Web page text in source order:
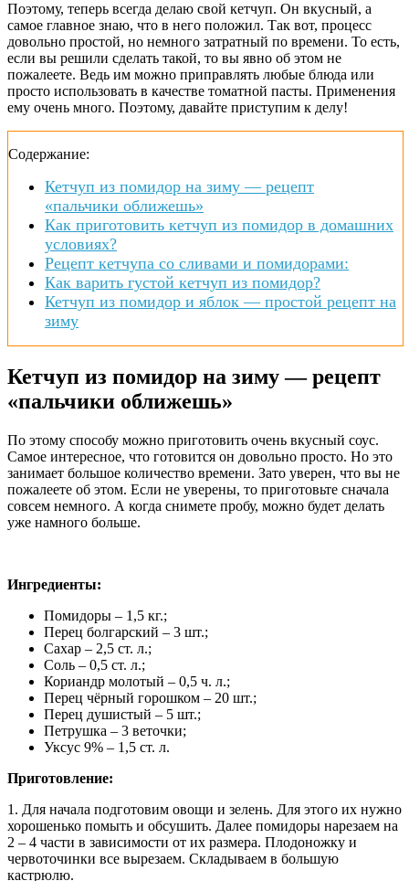
Поэтому, теперь всегда делаю свой кетчуп. Он вкусный, а
самое главное знаю, что в него положил. Так вот, процесс
довольно простой, но немного затратный по времени. То есть,
если вы решили сделать такой, то вы явно об этом не
пожалеете. Ведь им можно приправлять любые блюда или
просто использовать в качестве томатной пасты. Применения
ему очень много. Поэтому, давайте приступим к делу!
Содержание:
Кетчуп из помидор на зиму — рецепт
«пальчики оближешь»
Как приготовить кетчуп из помидор в домашних
условиях?
Рецепт кетчупа со сливами и помидорами:
Как варить густой кетчуп из помидор?
Кетчуп из помидор и яблок — простой рецепт на
зиму
Кетчуп из помидор на зиму — рецепт
«пальчики оближешь»
По этому способу можно приготовить очень вкусный соус.
Самое интересное, что готовится он довольно просто. Но это
занимает большое количество времени. Зато уверен, что вы не
пожалеете об этом. Если не уверены, то приготовьте сначала
совсем немного. А когда снимете пробу, можно будет делать
уже намного больше.
Ингредиенты:
Помидоры – 1,5 кг.;
Перец болгарский – 3 шт.;
Сахар – 2,5 ст. л.;
Соль – 0,5 ст. л.;
Кориандр молотый – 0,5 ч. л.;
Перец чёрный горошком – 20 шт.;
Перец душистый – 5 шт.;
Петрушка – 3 веточки;
Уксус 9% – 1,5 ст. л.
Приготовление:
1. Для начала подготовим овощи и зелень. Для этого их нужно
хорошенько помыть и обсушить. Далее помидоры нарезаем на
2 – 4 части в зависимости от их размера. Плодоножку и
червоточинки все вырезаем. Складываем в большую
кастрюлю.